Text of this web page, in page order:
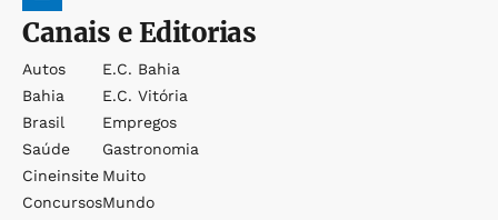
Canais e Editorias
Autos
Bahia
Brasil
Saúde
Cineinsite
Concursos
E.c. Bahia
E.c. Vitória
Empregos
Gastronomia
Muito
Mundo